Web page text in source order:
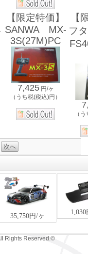
【限定特価】
SANWA MX-
3S(27M)PC
7,425 円/ヶ
（うち税(税込)円）
【
フ
（
次へ
Rights Reserved.©